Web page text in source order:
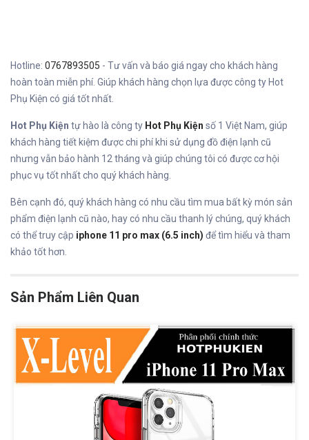
Hotline: 0767893505 - Tư vấn và báo giá ngay cho khách hàng
hoàn toàn miễn phí. Giúp khách hàng chọn lựa được công ty Hot
Phụ Kiện có giá tốt nhất.
Hot Phụ Kiện tự hào là công ty Hot Phụ Kiện số 1 Việt Nam, giúp
khách hàng tiết kiệm được chi phí khi sử dụng đồ điện lạnh cũ
nhưng vẫn bảo hành 12 tháng và giúp chúng tôi có được cơ hội
phục vụ tốt nhất cho quý khách hàng.
Bên cạnh đó, quý khách hàng có nhu cầu tìm mua bất kỳ món sản
phẩm điện lạnh cũ nào, hay có nhu cầu thanh lý chúng, quý khách
có thể truy cập iphone 11 pro max (6.5 inch) để tìm hiểu và tham
khảo tốt hơn.
Sản Phẩm Liên Quan